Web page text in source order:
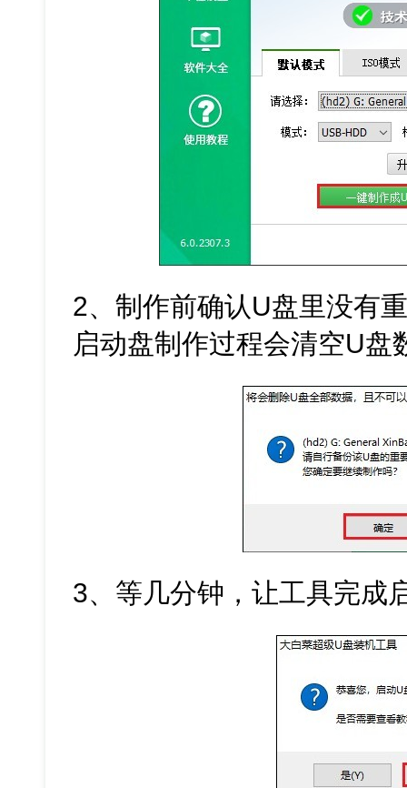
2、制作前确认U盘里没有
启动盘制作过程会清空U盘
3、等几分钟，让工具完成